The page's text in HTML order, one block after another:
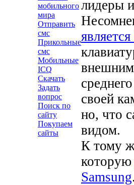
мобильного
мира
Отправить
смс
Прикольные
смс
Мобильные
ICQ
Скачать
Задать
вопрос
Поиск по
сайту
Покупаем
сайты
лидеры
внешним
своей
но, что
видом.
К тому
которую
Samsung.